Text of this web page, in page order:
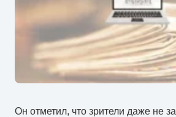
Он отметил, что зрители даже не